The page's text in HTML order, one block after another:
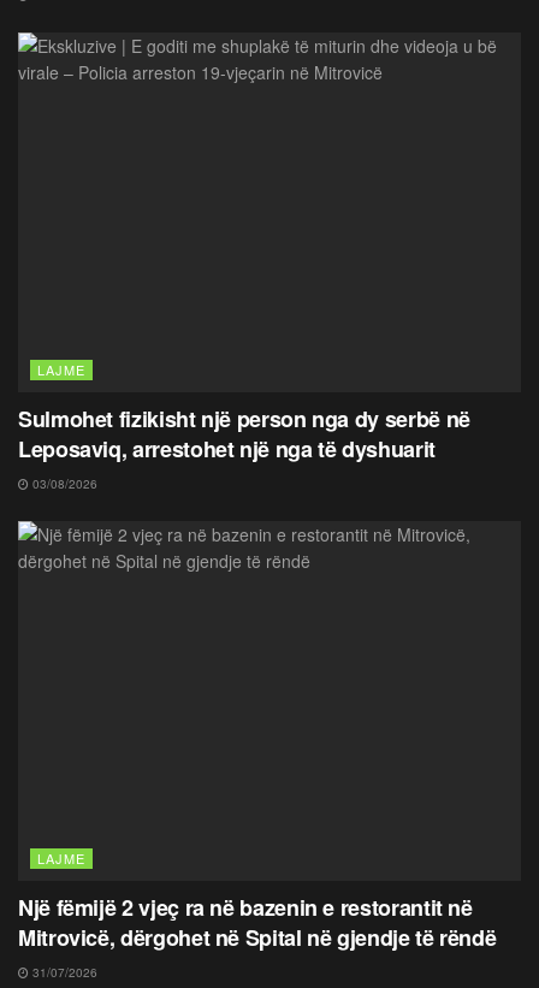
LAJME
Sulmohet fizikisht një person nga dy serbë në
Leposaviq, arrestohet një nga të dyshuarit
03/08/2026
LAJME
Një fëmijë 2 vjeç ra në bazenin e restorantit në
Mitrovicë, dërgohet në Spital në gjendje të rëndë
31/07/2026